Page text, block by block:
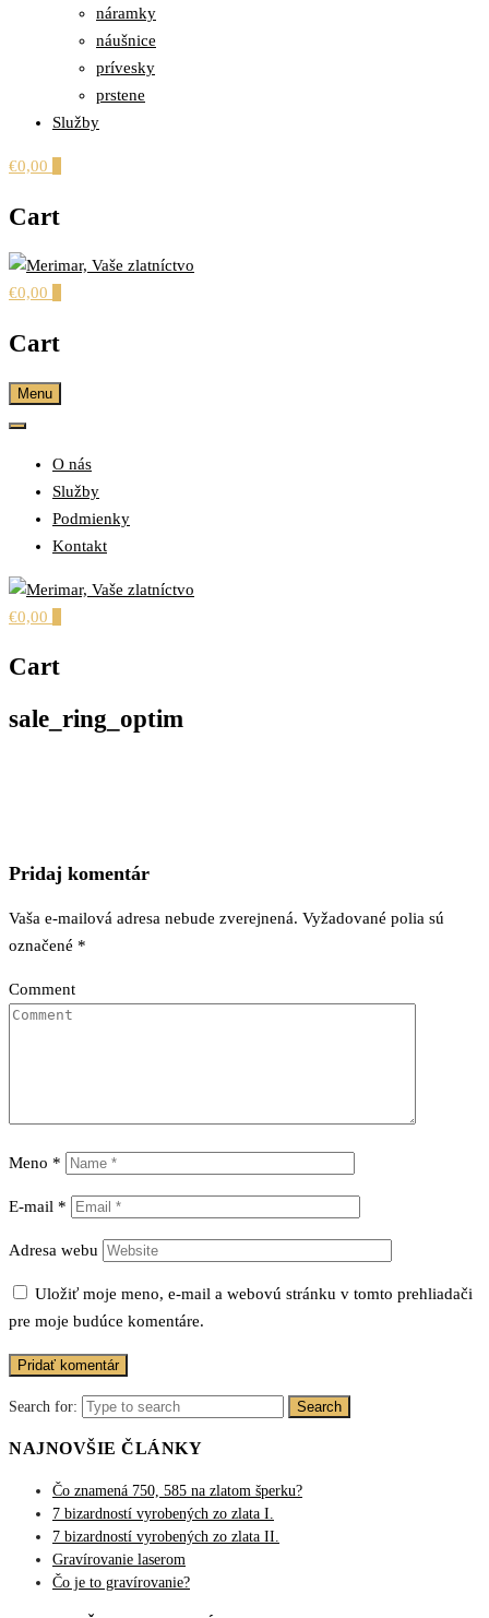
náramky
náušnice
prívesky
prstene
Služby
€0,00
Cart
€0,00
Cart
Menu
O nás
Služby
Podmienky
Kontakt
ZLATNÍCTVO
€0,00
Cart
sale_ring_optim
Pridaj komentár
Vaša e-mailová adresa nebude zverejnená. Vyžadované polia sú
označené *
Comment
Meno *
E-mail *
Adresa webu
Uložiť moje meno, e-mail a webovú stránku v tomto prehliadači
pre moje budúce komentáre.
Search for: Search
NAJNOVŠIE ČLÁNKY
Čo znamená 750, 585 na zlatom šperku?
7 bizardností vyrobených zo zlata I.
7 bizardností vyrobených zo zlata II.
Gravírovanie laserom
Čo je to gravírovanie?